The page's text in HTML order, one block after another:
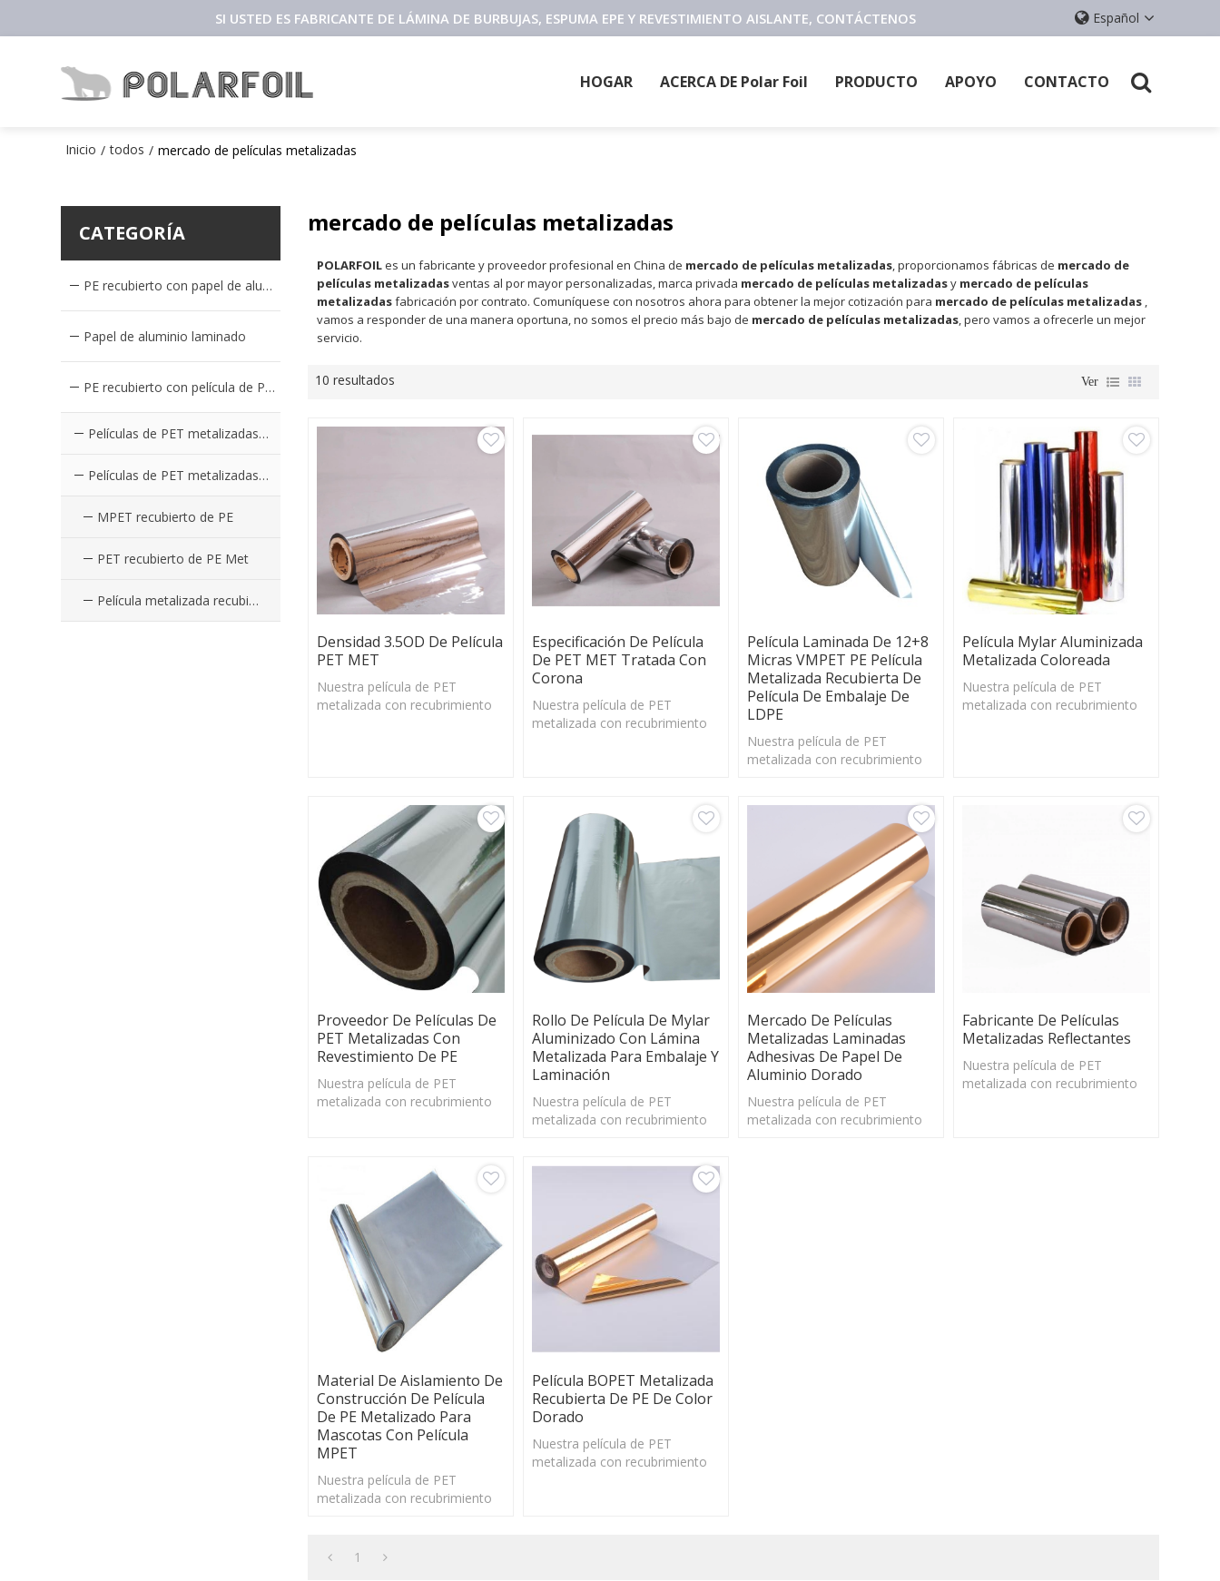
SI USTED ES FABRICANTE DE LÁMINA DE BURBUJAS, ESPUMA EPE Y REVESTIMIENTO AISLANTE, CONTÁCTENOS Español
HOGAR ACERCA DE Polar Foil PRODUCTO APOYO CONTACTO
Inicio / todos / mercado de películas metalizadas
CATEGORÍA
PE recubierto con papel de aluminio
Papel de aluminio laminado
PE recubierto con película de PET metalizado
Películas de PET metalizadas coloreadas PE recubierto
Películas de PET metalizadas plateadas recubiertas de PE
MPET recubierto de PE
PET recubierto de PE Met
Película metalizada recubierta de PE
mercado de películas metalizadas
POLARFOILes un fabricante y proveedor profesional en China de mercado de películas metalizadas, proporcionamos fábricas de mercado de
películas metalizadasventas al por mayor personalizadas, marca privada mercado de películas metalizadasy mercado de películas
metalizadasfabricación por contrato. Comuníquese con nosotros ahora para obtener la mejor cotización para mercado de películas metalizadas ,
vamos a responder de una manera oportuna, no somos el precio más bajo de mercado de películas metalizadas, pero vamos a ofrecerle un mejor
servicio.
10 resultados Ver
Densidad 3.5OD De Película
PET MET
Nuestra película de PET
metalizada con recubrimiento
Especificación De Película
De PET MET Tratada Con
Corona
Nuestra película de PET
metalizada con recubrimiento
Película Laminada De 12+8
Micras VMPET PE Película
Metalizada Recubierta De
Película De Embalaje De
LDPE
Nuestra película de PET
metalizada con recubrimiento
estabilidad dimensional en un
amplio rango de temperatura.
Película Mylar Aluminizada
Metalizada Coloreada
Nuestra película de PET
metalizada con recubrimiento
Proveedor De Películas De
PET Metalizadas Con
Revestimiento De PE
Nuestra película de PET
metalizada con recubrimiento
amplio rango de temperatura.
Rollo De Película De Mylar
Aluminizado Con Lámina
Metalizada Para Embalaje Y
Laminación
Nuestra película de PET
metalizada con recubrimiento
estabilidad dimensional en un
amplio rango de temperatura.
Mercado De Películas
Metalizadas Laminadas
Adhesivas De Papel De
Aluminio Dorado
Nuestra película de PET
metalizada con recubrimiento
Fabricante De Películas
Metalizadas Reflectantes
Nuestra película de PET
metalizada con recubrimiento
Material De Aislamiento De
Construcción De Película
De PE Metalizado Para
Mascotas Con Película
MPET
Nuestra película de PET
metalizada con recubrimiento
estabilidad dimensional en un
Película BOPET Metalizada
Recubierta De PE De Color
Dorado
Nuestra película de PET
metalizada con recubrimiento
1